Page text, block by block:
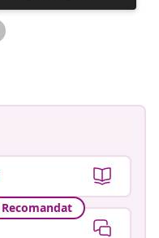
publicată
de
Recomandat